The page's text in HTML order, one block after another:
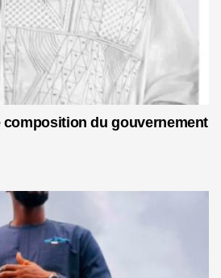
composition du gouvernement